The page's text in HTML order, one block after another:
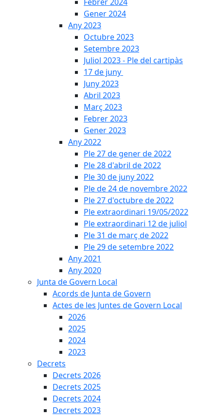
Gener 2024
Any 2023
Octubre 2023
Setembre 2023
Juliol 2023 - Ple del cartipàs
17 de juny
Juny 2023
Abril 2023
Març 2023
Febrer 2023
Gener 2023
Any 2022
Ple 27 de gener de 2022
Ple 28 d'abril de 2022
Ple 30 de juny 2022
Ple de 24 de novembre 2022
Ple 27 d'octubre de 2022
Ple extraordinari 19/05/2022
Ple extraordinari 12 de juliol
Ple 31 de març de 2022
Ple 29 de setembre 2022
Any 2021
Any 2020
Junta de Govern Local
Acords de Junta de Govern
Actes de les Juntes de Govern Local
2026
2025
2024
2023
Decrets
Decrets 2026
Decrets 2025
Decrets 2024
Decrets 2023